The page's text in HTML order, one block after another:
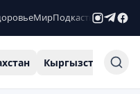
МирПодкастыРейтинги
Кыргызстан